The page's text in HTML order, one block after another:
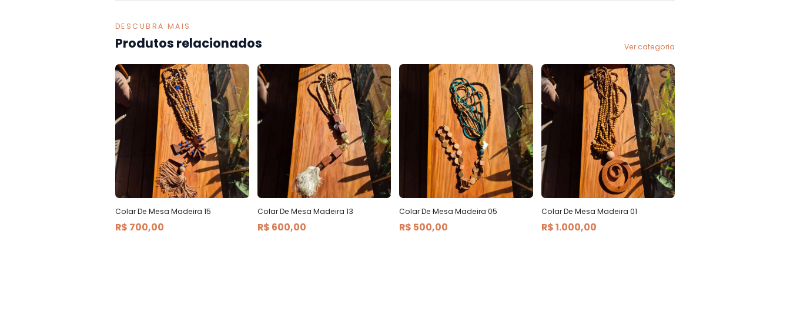
DESCUBRA MAIS
Produtos relacionados Ver categoria
Colar De Mesa Madeira 15
R$ 700,00
Colar De Mesa Madeira 13
R$ 600,00
Colar De Mesa Madeira 05
R$ 500,00
Colar De Mesa Madeira 01
R$ 1.000,00